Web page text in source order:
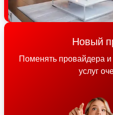
Новый
Поменять провайдера и
услуг